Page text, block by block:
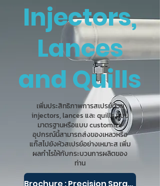
Injectors,
Lances
and Quills
เพิ่มประสิทธิภาพการสเปรย์ด้วย
injectors, lances และ quills แบบ
มาตรฐานหรือแบบ customize
อุปกรณ์นี้สามารถส่งของเหลวหรือ
แก๊สไปยังหัวสเปรย์อย่างเหมาะส เพิ่ม
ผลกำไรให้กับกระบวนการผลิตของ
ท่าน
Brochure : Precision Spray Injectors